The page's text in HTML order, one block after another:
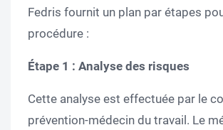
Fedris fournit un plan par étapes
procédure :
Étape 1 : Analyse des risques
Cette analyse est effectuée par le
prévention-médecin du travail. Le